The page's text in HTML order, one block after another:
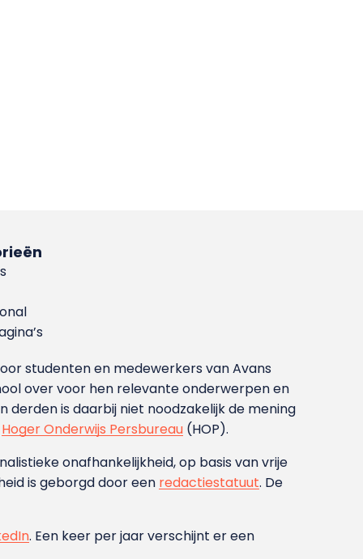
studenten en medewerkers van Avans
over voor hen relevante onderwerpen en
is daarbij niet noodzakelijk de mening
Hoger Onderwijs Persbureau (HOP).
onafhankelijkheid, op basis van vrije
is geborgd door een redactiestatuut. De
. Een keer per jaar verschijnt er een